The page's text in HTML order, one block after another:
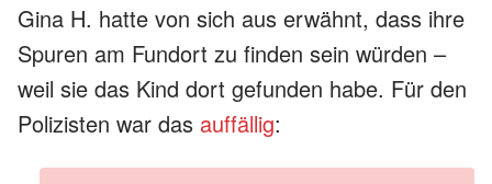
Gina H. hatte von sich aus erwähnt, dass ihre
Spuren am Fundort zu finden sein würden –
weil sie das Kind dort gefunden habe. Für den
Polizisten war das auffällig: